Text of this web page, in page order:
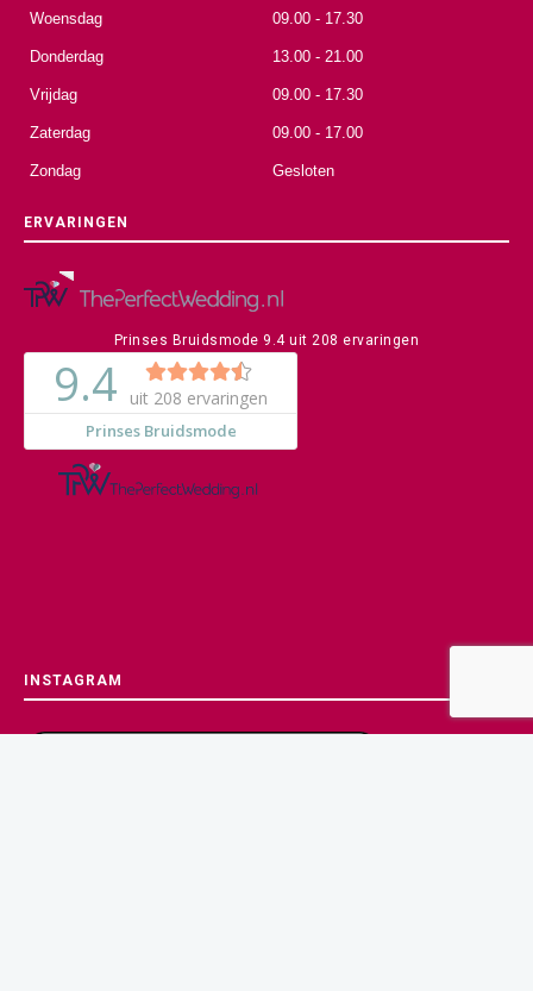
Woensdag 09.00 - 17.30
Donderdag 13.00 - 21.00
Vrijdag 09.00 - 17.30
Zaterdag 09.00 - 17.00
Zondag Gesloten
ERVARINGEN
Prinses Bruidsmode 9.4uit208 ervaringen
INSTAGRAM